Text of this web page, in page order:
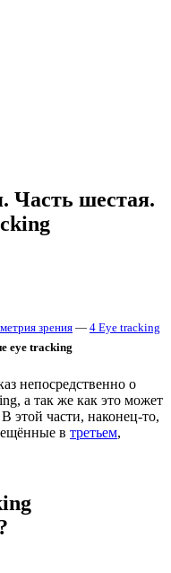
Часть шестая.
зрения — 4 Eye tracking
eye tracking
непосредственно о
а так же как это может
этой части, наконец-то,
в третьем,